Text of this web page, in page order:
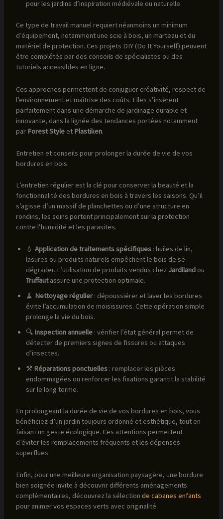
pour les jardins d’inspiration médiévale ou naturelle.
Ce type de travail manuel requiert néanmoins un minimum
d’équipement, notamment une scie à bois, un marteau et du
matériel de protection. Ces projets DIY (Do It Yourself) peuvent
être complétés par des conseils de spécialistes ou des
tutoriels accessibles en ligne.
Ces approches permettent de conjuguer créativité, respect de
l’environnement et maîtrise des coûts. Elles s’insèrent
parfaitement dans une démarche de jardinage durable et
innovante, dans la lignée des tendances portées notamment
par Forest Styleet Plastiken.
Entretien et conseils pour prolonger la durée de vie de vos
bordures en bois
L’entretien régulier est la clé pour conserver la beauté et la
fonctionnalité des bordures en bois à travers les saisons. Qu’il
s’agisse d’un massif de planchettes ou d’une structure en
rondins, les soins portent principalement sur la protection
contre l’humidité et les parasites.
💧 Application de traitements spécifiques: huiles de lin,
lasures ou produits naturels empêchent le bois de se
dégrader. L’utilisation de produits vendus chez Jardilandou
Truffautassure une protection optimale.
🧹 Nettoyage régulier: dépoussiérer et laver les bordures
évite l’accumulation de moisissures. Cette opération simple
prolonge la vie du bois.
🔍 Inspection annuelle: vérifier l’état général permet de
détecter de premiers signes de fissures ou attaques
d’insectes.
⚒️ Réparations ponctuelles: remplacer les pièces
endommagées ou renforcer les fixations garantit la stabilité
sur le long terme.
En prolongeant la durée de vie de vos bordures en bois, vous
bénéficiez d’un jardin toujours ordonné et esthétique, tout en
faisant un geste écologique. Ces attentions permettent
d’éviter les remplacements fréquents et les dépenses
superflues.
Enfin, pour une meilleure organisation paysagère, une bordure
bien soignée invite à découvrir différents aménagements
complémentaires, découvrez la sélection de cabanes enfants
pour animer vos espaces verts avec originalité.